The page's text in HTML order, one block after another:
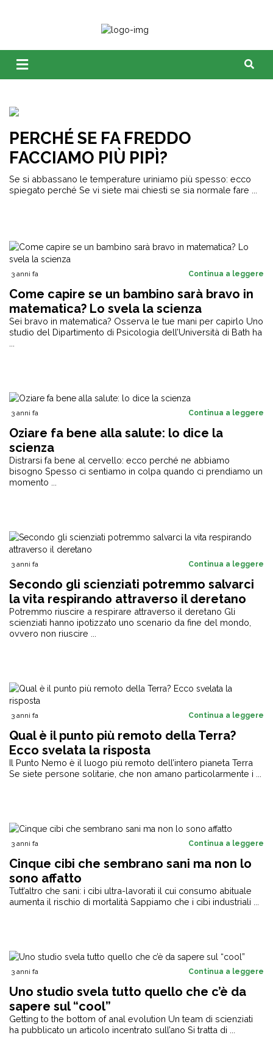
PERCHÉ SE FA FREDDO
FACCIAMO PIÙ PIPÌ?
Se si abbassano le temperature uriniamo più spesso: ecco
spiegato perché Se vi siete mai chiesti se sia normale fare ...
3 anni fa Continua a leggere
Come capire se un bambino sarà bravo in
matematica? Lo svela la scienza
Sei bravo in matematica? Osserva le tue mani per capirlo Uno
studio del Dipartimento di Psicologia dell’Università di Bath ha
3 anni fa Continua a leggere
Oziare fa bene alla salute: lo dice la
scienza
Distrarsi fa bene al cervello: ecco perché ne abbiamo
bisogno Spesso ci sentiamo in colpa quando ci prendiamo un
momento ...
3 anni fa Continua a leggere
Secondo gli scienziati potremmo salvarci
la vita respirando attraverso il deretano
Potremmo riuscire a respirare attraverso il deretano Gli
scienziati hanno ipotizzato uno scenario da fine del mondo,
ovvero non riuscire ...
3 anni fa Continua a leggere
Qual è il punto più remoto della Terra?
Ecco svelata la risposta
Il Punto Nemo è il luogo più remoto dell’intero pianeta Terra
Se siete persone solitarie, che non amano particolarmente i ...
3 anni fa Continua a leggere
Cinque cibi che sembrano sani ma non lo
sono affatto
Tutt’altro che sani: i cibi ultra-lavorati il cui consumo abituale
aumenta il rischio di mortalità Sappiamo che i cibi industriali ...
3 anni fa Continua a leggere
Uno studio svela tutto quello che c’è da
sapere sul “cool”
Getting to the bottom of anal evolution Un team di scienziati
ha pubblicato un articolo incentrato sull’ano Si tratta di ...